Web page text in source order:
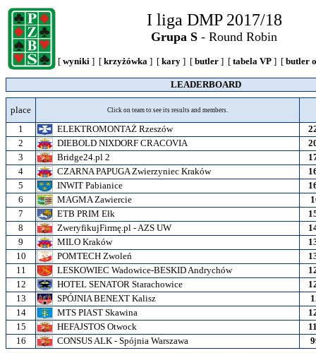
I liga DMP 2017/18
Grupa S - Round Robin
[ wyniki ] [ krzyżówka ] [ kary ] [ butler ] [ tabela VP ] [ butler
LEADERBOARD
place Click on team to see its results and members.
1
ELEKTROMONTAŻ Rzeszów
2
DIEBOLD NIXDORF CRACOVIA
3
Bridge24.pl 2
4
CZARNA PAPUGA Zwierzyniec Kraków
5
INWIT Pabianice
6
MAGMA Zawiercie
7
ETB PRIM Ełk
8
ZweryfikujFirmę.pl - AZS UW
9
MILO Kraków
10
POMTECH Zwoleń
11
LESKOWIEC Wadowice-BESKID Andrychów
12
HOTEL SENATOR Starachowice
13
SPÓJNIA BENEXT Kalisz
14
MTS PIAST Skawina
15
HEFAJSTOS Otwock
16
CONSUS ALK - Spójnia Warszawa